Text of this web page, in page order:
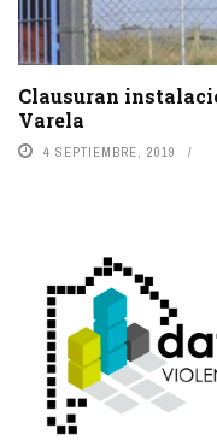
Clausuran
Varela
4 SEPTIEMBRE, 2019